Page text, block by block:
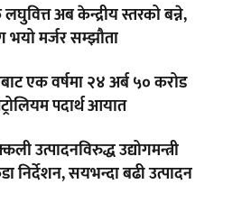
अब केन्द्रीय स्तरको बन्ने,
भयो मर्जर सम्झौता
एक वर्षमा २४ अर्ब ५० करोड
पदार्थ आयात
उत्पादनविरुद्ध उद्योगमन्त्री
निर्देशन, सयभन्दा बढी उत्पादन